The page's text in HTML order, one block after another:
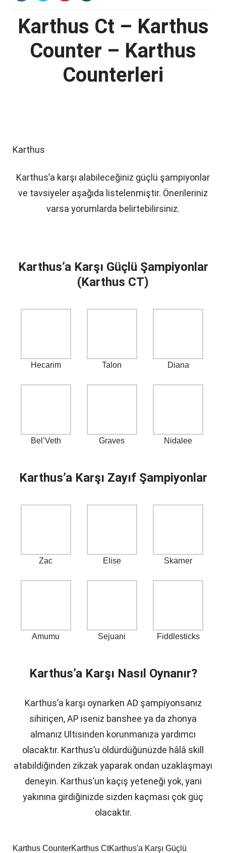
Karthus Ct – Karthus
Counter – Karthus
Counterleri
Karthus
Karthus’a karşı alabileceğiniz güçlü şampiyonlar
ve tavsiyeler aşağıda listelenmiştir. Önerileriniz
varsa yorumlarda belirtebilirsiniz.
Karthus’a Karşı Güçlü Şampiyonlar
(Karthus CT)
Hecarim Talon Diana
Bel’Veth Graves Nidalee
Karthus’a Karşı Zayıf Şampiyonlar
Zac Elise Skarner
Amumu Sejuani Fiddlesticks
Karthus’a Karşı Nasıl Oynanır?
Karthus’a karşı oynarken AD şampiyonsanız
sihiriçen, AP iseniz banshee ya da zhonya
almanız Ultisinden korunmanıza yardımcı
olacaktır. Karthus’u öldürdüğünüzde hâlâ skill
atabildiğinden zikzak yaparak ondan uzaklaşmayı
deneyin. Karthus’un kaçış yeteneği yok, yani
yakınına girdiğinizde sizden kaçması çok güç
olacaktır.
Karthus CounterKarthus CtKarthus'a Karşı Güçlü